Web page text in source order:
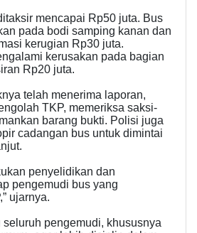
mencapai Rp50 juta. Bus
pada bodi samping kanan dan
kerugian Rp30 juta.
kerusakan pada bagian
Rp20 juta.
telah menerima laporan,
TKP, memeriksa saksi-
barang bukti. Polisi juga
cadangan bus untuk dimintai
penyelidikan dan
pengemudi bus yang
ujarnya.
seluruh pengemudi, khususnya